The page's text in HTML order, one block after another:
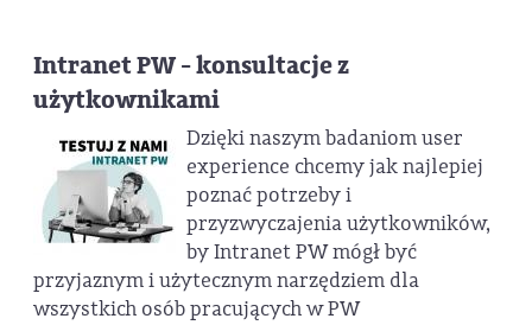
Intranet PW - konsultacje z
użytkownikami
Dzięki naszym badaniom user
experience chcemy jak najlepiej
poznać potrzeby i
przyzwyczajenia użytkowników,
by Intranet PW mógł być
przyjaznym i użytecznym narzędziem dla
wszystkich osób pracujących w PW